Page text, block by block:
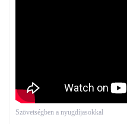
Szövetségben a nyugdíjasokkal